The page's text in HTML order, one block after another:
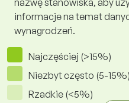
nazwę stanowiska, aby
informacje na temat
wynagrodzeń.
Najczęściej (>15%)
Niezbyt często (5-15%)
Rzadkie (<5%)